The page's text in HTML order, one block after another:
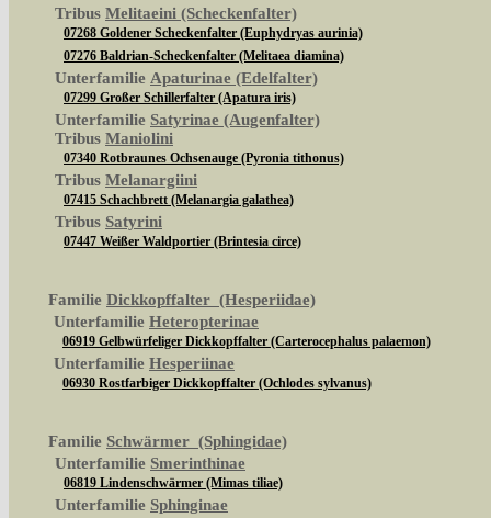
Tribus Melitaeini (Scheckenfalter)
07268 Goldener Scheckenfalter (Euphydryas aurinia)
07276 Baldrian-Scheckenfalter (Melitaea diamina)
Unterfamilie Apaturinae (Edelfalter)
07299 Großer Schillerfalter (Apatura iris)
Unterfamilie Satyrinae (Augenfalter)
Tribus Maniolini
07340 Rotbraunes Ochsenauge (Pyronia tithonus)
Tribus Melanargiini
07415 Schachbrett (Melanargia galathea)
Tribus Satyrini
07447 Weißer Waldportier (Brintesia circe)
Familie Dickkopffalter (Hesperiidae)
Unterfamilie Heteropterinae
06919 Gelbwürfeliger Dickkopffalter (Carterocephalus palaemon)
Unterfamilie Hesperiinae
06930 Rostfarbiger Dickkopffalter (Ochlodes sylvanus)
Familie Schwärmer (Sphingidae)
Unterfamilie Smerinthinae
06819 Lindenschwärmer (Mimas tiliae)
Unterfamilie Sphinginae